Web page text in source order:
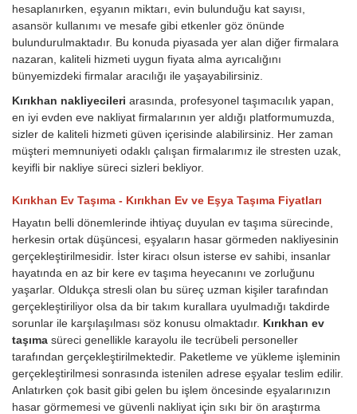
hesaplanırken, eşyanın miktarı, evin bulunduğu kat sayısı,
asansör kullanımı ve mesafe gibi etkenler göz önünde
bulundurulmaktadır. Bu konuda piyasada yer alan diğer firmalara
nazaran, kaliteli hizmeti uygun fiyata alma ayrıcalığını
bünyemizdeki firmalar aracılığı ile yaşayabilirsiniz.
Kırıkhan nakliyecileri arasında, profesyonel taşımacılık yapan,
en iyi evden eve nakliyat firmalarının yer aldığı platformumuzda,
sizler de kaliteli hizmeti güven içerisinde alabilirsiniz. Her zaman
müşteri memnuniyeti odaklı çalışan firmalarımız ile stresten uzak,
keyifli bir nakliye süreci sizleri bekliyor.
Kırıkhan Ev Taşıma - Kırıkhan Ev ve Eşya Taşıma Fiyatları
Hayatın belli dönemlerinde ihtiyaç duyulan ev taşıma sürecinde,
herkesin ortak düşüncesi, eşyaların hasar görmeden nakliyesinin
gerçekleştirilmesidir. İster kiracı olsun isterse ev sahibi, insanlar
hayatında en az bir kere ev taşıma heyecanını ve zorluğunu
yaşarlar. Oldukça stresli olan bu süreç uzman kişiler tarafından
gerçekleştiriliyor olsa da bir takım kurallara uyulmadığı takdirde
sorunlar ile karşılaşılması söz konusu olmaktadır. Kırıkhan ev
taşıma süreci genellikle karayolu ile tecrübeli personeller
tarafından gerçekleştirilmektedir. Paketleme ve yükleme işleminin
gerçekleştirilmesi sonrasında istenilen adrese eşyalar teslim edilir.
Anlatırken çok basit gibi gelen bu işlem öncesinde eşyalarınızın
hasar görmemesi ve güvenli nakliyat için sıkı bir ön araştırma